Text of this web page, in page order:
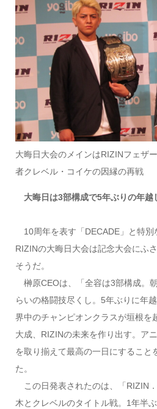
大晦日大会のメインはRIZINフェザ
者クレベル・コイケの因縁の再戦
大晦日は3部構成で5年ぶりの年越
10周年を表す「DECADE」と特別
RIZINの大晦日大会は記念大会にふ
そうだ。
榊原CEOは、「全容は3部構成。
らいの格闘技尽くし。5年ぶりに年
界中のチャンピオンクラスが垣根を
大成、RIZINの未来を作り出す。ア
を取り揃えて最高の一日にすること
た。
この日発表されたのは、「RIZIN
木とクレベルのタイトル戦。1年半